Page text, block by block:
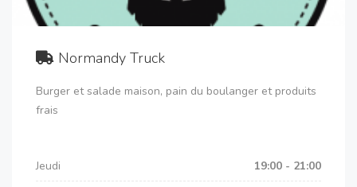
Normandy Truck
Burger et salade maison, pain du boulanger et produits
frais
Jeudi
19:00 - 21:00